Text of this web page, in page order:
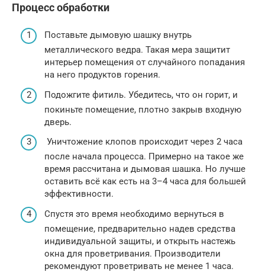
Процесс обработки
Поставьте дымовую шашку внутрь
металлического ведра. Такая мера защитит
интерьер помещения от случайного попадания
на него продуктов горения.
Подожгите фитиль. Убедитесь, что он горит, и
покиньте помещение, плотно закрыв входную
дверь.
Уничтожение клопов происходит через 2 часа
после начала процесса. Примерно на такое же
время рассчитана и дымовая шашка. Но лучше
оставить всё как есть на 3–4 часа для большей
эффективности.
Спустя это время необходимо вернуться в
помещение, предварительно надев средства
индивидуальной защиты, и открыть настежь
окна для проветривания. Производители
рекомендуют проветривать не менее 1 часа.